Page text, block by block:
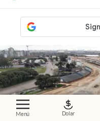
Menú Dolar